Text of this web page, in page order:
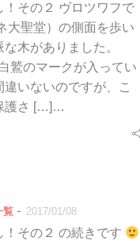
その２ ヴロツワフで
大聖堂）の側面を歩い
木がありました。
鷲のマークが入ってい
いないのですが、こ
護さ […]…
覧 - 2017/01/08
その２ の続きです